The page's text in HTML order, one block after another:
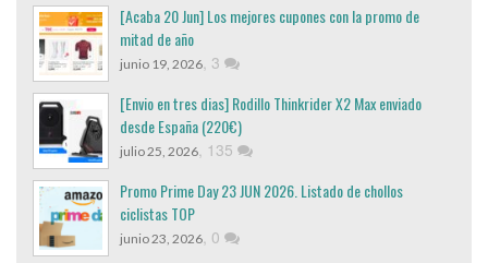
[Acaba 20 Jun] Los mejores cupones con la promo de
mitad de año
junio 19, 2026, 3
[Envio en tres dias] Rodillo Thinkrider X2 Max enviado
desde España (220€)
julio 25, 2026, 135
Promo Prime Day 23 JUN 2026. Listado de chollos
ciclistas TOP
junio 23, 2026, 0